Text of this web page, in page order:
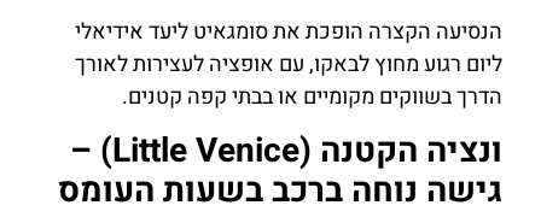
הנסיעה הקצרה הופכת את סומגאיט ליעד אידיאלי
ליום רגוע מחוץ לבאקו, עם אופציה לעצירות לאורך
הדרך בשווקים מקומיים או בבתי קפה קטנים.
ונציה הקטנה (Little Venice) –
גישה נוחה ברכב בשעות העומס